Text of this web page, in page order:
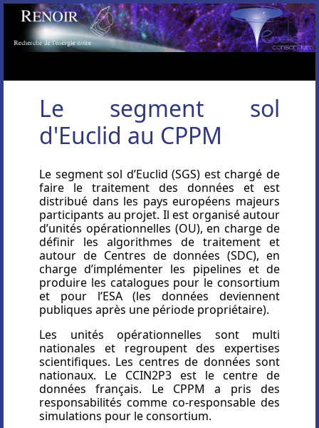
Le segment sol
d'Euclid au CPPM
Le segment sol d’Euclid (SGS) est chargé de
faire le traitement des données et est
distribué dans les pays européens majeurs
participants au projet. Il est organisé autour
d’unités opérationnelles (OU), en charge de
définir les algorithmes de traitement et
autour de Centres de données (SDC), en
charge d’implémenter les pipelines et de
produire les catalogues pour le consortium
et pour l’ESA (les données deviennent
publiques après une période propriétaire).
Les unités opérationnelles sont multi
nationales et regroupent des expertises
scientifiques. Les centres de données sont
nationaux. Le CCIN2P3 est le centre de
données français. Le CPPM a pris des
responsabilités comme co-responsable des
simulations pour le consortium.